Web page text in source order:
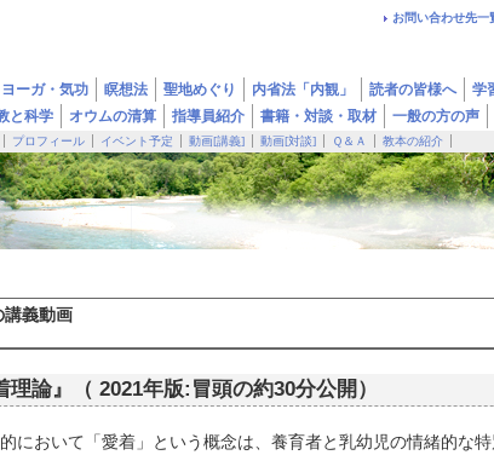
お問い合わせ先一
ヨーガ・気功 瞑想法 聖地めぐり 内省法「内観」 読者の皆様へ
学
と科学 オウムの清算 指導員紹介 書籍・対談・取材 一般の方の声
プロフィール イベント予定 動画[講義] 動画[対談] Ｑ＆Ａ 教本の紹介
講義動画
理論』（ 2021年版:冒頭の約30分公開）
において「愛着」という概念は、養育者と乳幼児の情緒的な